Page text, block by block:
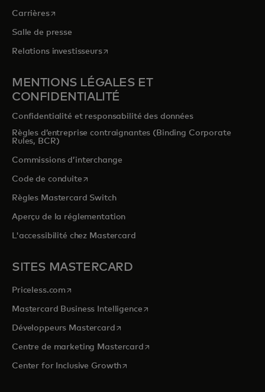
Carrièress’ouvre dans un nouvel onglet
Salle de presse
Relations investisseurss’ouvre dans un nouvel onglet
MENTIONS LÉGALES ET
CONFIDENTIALITÉ
Confidentialité et responsabilité des données
Règles d’entreprise contraignantes (Binding Corporate
Rules, BCR)
Commissions d’interchange
Code de conduites’ouvre dans un nouvel onglet
Règles Mastercard Switch
Aperçu de la réglementation
L'accessibilité chez Mastercard
SITES MASTERCARD
Priceless.com s’ouvre dans un nouvel onglet
Mastercard Business Intelligences’ouvre dans un nouvel onglet
Développeurs Mastercards’ouvre dans un nouvel onglet
Centre de marketing Mastercards’ouvre dans un nouvel onglet
Center for Inclusive Growths’ouvre dans un nouvel onglet